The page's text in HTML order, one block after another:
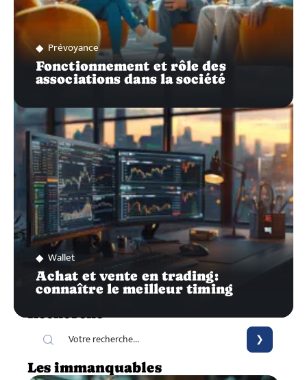
Prévoyance
Fonctionnement et rôle des
associations dans la société
Wallet
Achat et vente en trading:
connaître le meilleur timing
Recherche
Les immanquables